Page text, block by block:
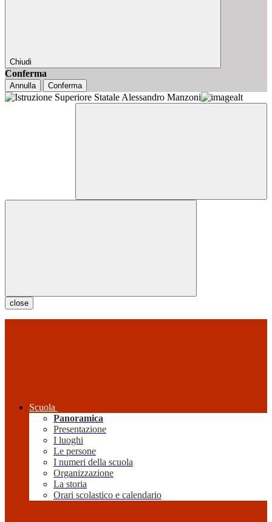
Chiudi
Conferma
Annulla Conferma
close
Scuola
Panoramica
Presentazione
I luoghi
Le persone
I numeri della scuola
Organizzazione
La storia
Orari scolastico e calendario